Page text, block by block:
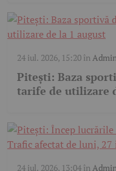
24 iul. 2026, 15:20în
Pitești: Baza
tarife de utilizare
24 iul. 2026, 13:04în